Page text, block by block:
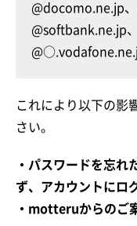
@docomo.ne.jp
@softbank.ne.jp
これにより以下の影
さい。
・パスワードを忘れ
ず、アカウントにロ
・motteruからのご